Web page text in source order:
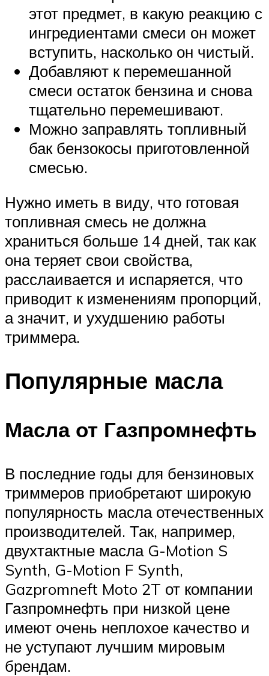
этот предмет, в какую реакцию с
ингредиентами смеси он может
вступить, насколько он чистый.
Добавляют к перемешанной
смеси остаток бензина и снова
тщательно перемешивают.
Можно заправлять топливный
бак бензокосы приготовленной
смесью.
Нужно иметь в виду, что готовая
топливная смесь не должна
храниться больше 14 дней, так как
она теряет свои свойства,
расслаивается и испаряется, что
приводит к изменениям пропорций,
а значит, и ухудшению работы
триммера.
Популярные масла
Масла от Газпромнефть
В последние годы для бензиновых
триммеров приобретают широкую
популярность масла отечественных
производителей. Так, например,
двухтактные масла G-Motion S
Synth, G-Motion F Synth,
Gazpromneft Moto 2T от компании
Газпромнефть при низкой цене
имеют очень неплохое качество и
не уступают лучшим мировым
брендам.